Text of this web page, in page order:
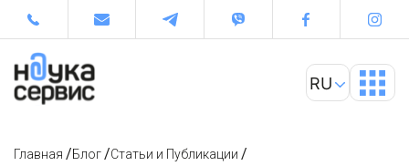
Главная /Блог/Статьи и Публикации /